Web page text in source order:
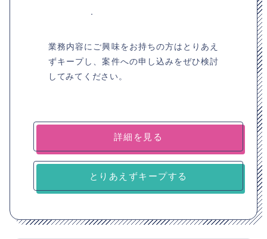
業務内容にご興味をお持ちの方はとりあえ
ずキープし、案件への申し込みをぜひ検討
してみてください。
詳細を見る
とりあえずキープする